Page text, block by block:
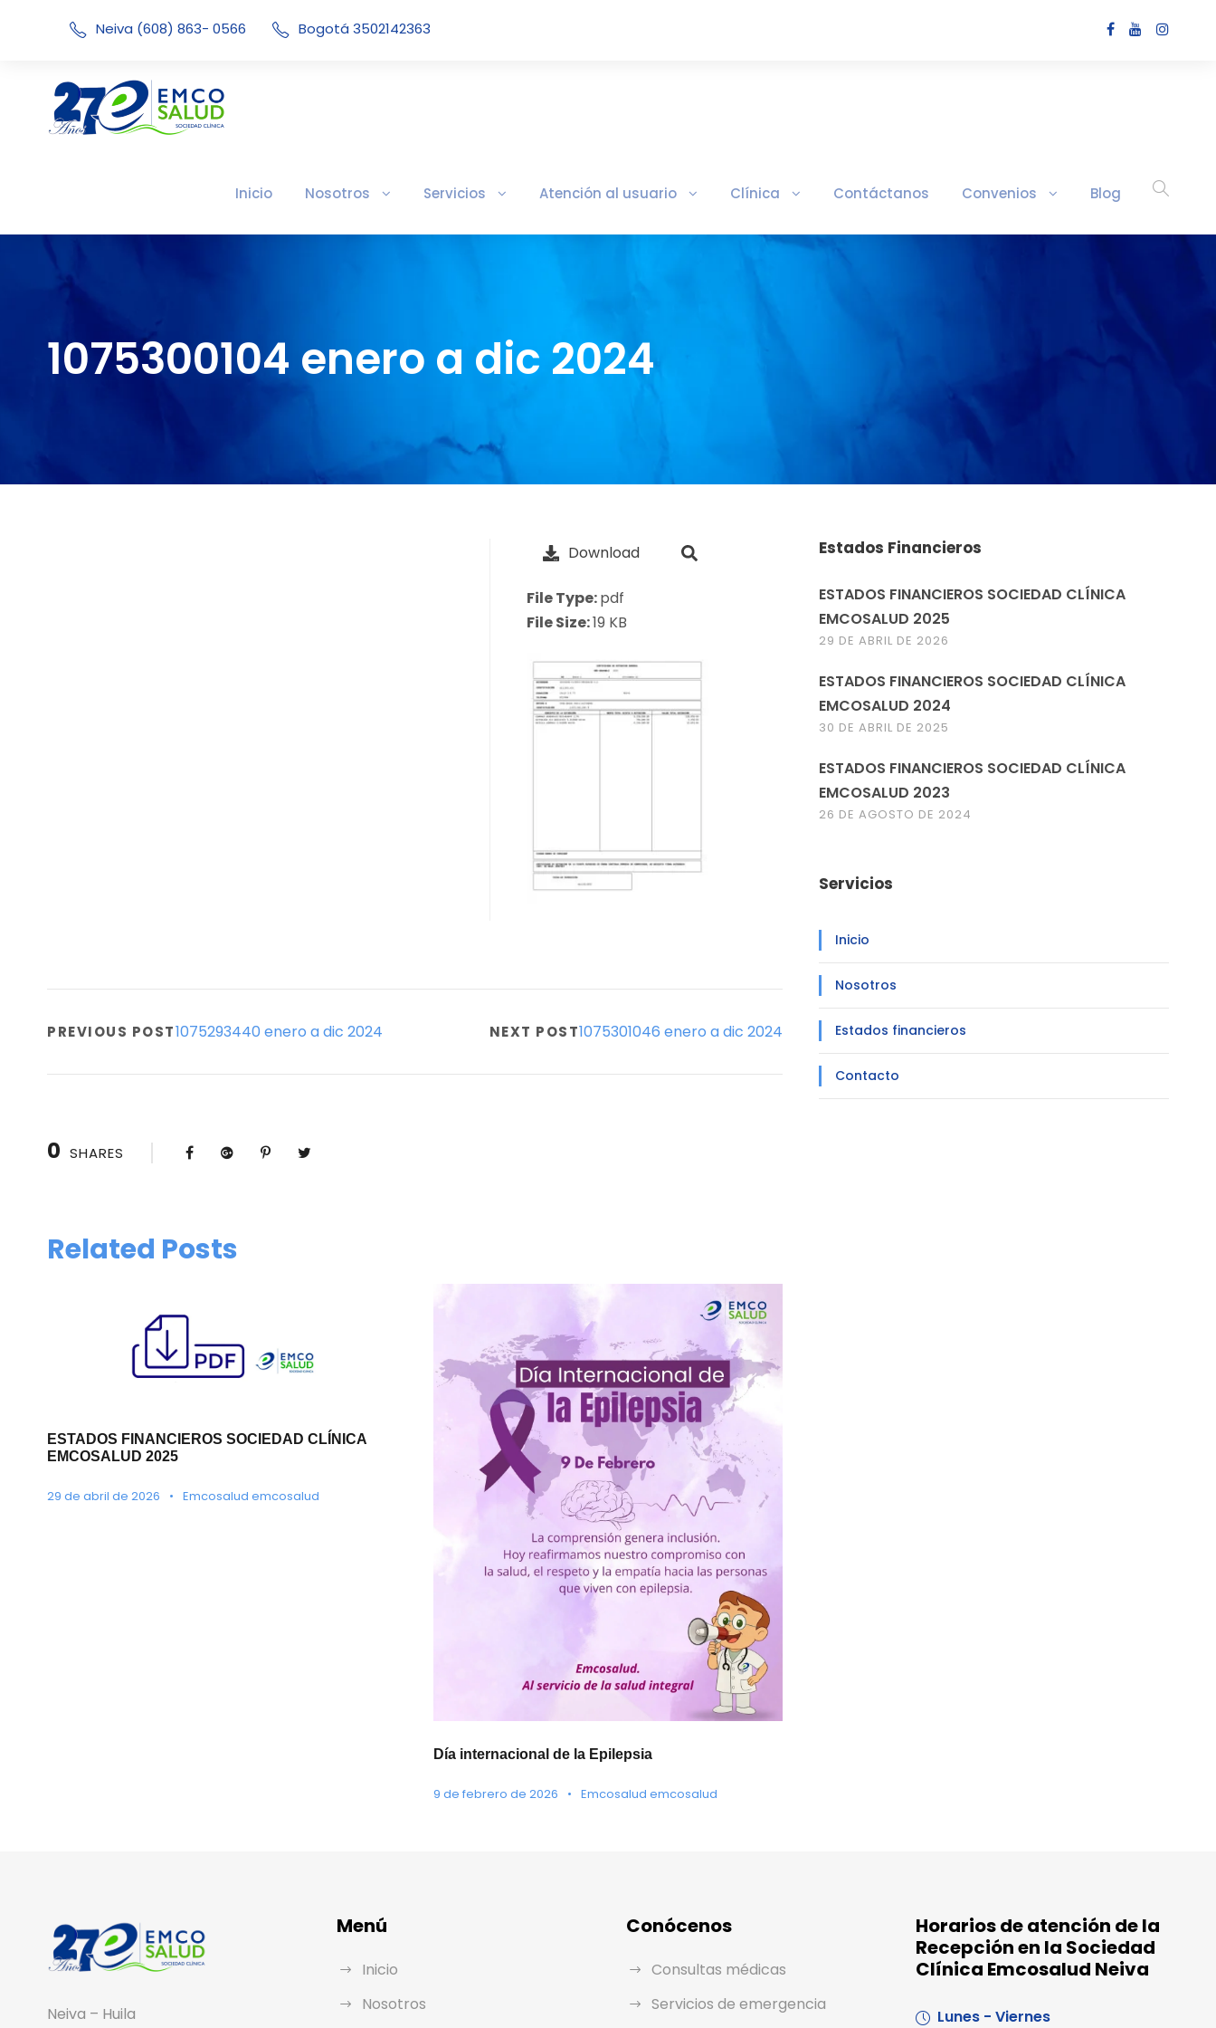
Neiva (608) 863- 0566 Bogotá 3502142363
Inicio Nosotros Servicios Atención al usuario Clínica Contáctanos Convenios Blog
1075300104 enero a dic 2024
Download
File Type:pdf
File Size:19 KB
PREVIOUS POST1075293440 enero a dic 2024 NEXT POST1075301046 enero a dic 2024
0 SHARES
Related Posts
ESTADOS FINANCIEROS SOCIEDAD CLÍNICA
EMCOSALUD 2025
29 de abril de 2026 • Emcosalud emcosalud
Día internacional de la Epilepsia
9 de febrero de 2026 • Emcosalud emcosalud
Estados Financieros
ESTADOS FINANCIEROS SOCIEDAD CLÍNICA
EMCOSALUD 2025
29 DE ABRIL DE 2026
ESTADOS FINANCIEROS SOCIEDAD CLÍNICA
EMCOSALUD 2024
30 DE ABRIL DE 2025
ESTADOS FINANCIEROS SOCIEDAD CLÍNICA
EMCOSALUD 2023
26 DE AGOSTO DE 2024
Servicios
Inicio
Nosotros
Estados financieros
Contacto
Neiva – Huila
Menú
Inicio
Nosotros
Conócenos
Consultas médicas
Servicios de emergencia
Horarios de atención de la
Recepción en la Sociedad
Clínica Emcosalud Neiva
Lunes - Viernes